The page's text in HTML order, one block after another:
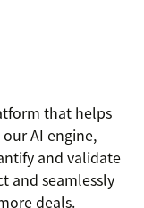
that helps
AI engine,
and validate
and seamlessly
deals.